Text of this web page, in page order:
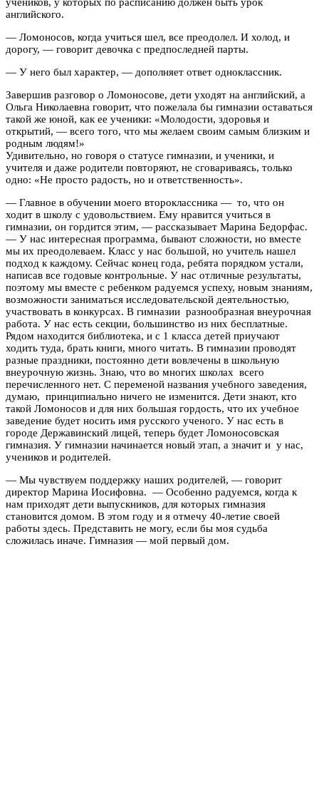
английского.
— Ломоносов, когда учиться шел, все преодолел. И холод, и
дорогу, — говорит девочка с предпоследней парты.
— У него был характер, — дополняет ответ одноклассник.
Завершив разговор о Ломоносове, дети уходят на английский, а
Ольга Николаевна говорит, что пожелала бы гимназии оставаться
такой же юной, как ее ученики: «Молодости, здоровья и
открытий, — всего того, что мы желаем своим самым близким и
родным людям!»
Удивительно, но говоря о статусе гимназии, и ученики, и
учителя и даже родители повторяют, не сговариваясь, только
одно: «Не просто радость, но и ответственность».
— Главное в обучении моего второклассника — то, что он
ходит в школу с удовольствием. Ему нравится учиться в
гимназии, он гордится этим, — рассказывает Марина Бедорфас.
— У нас интересная программа, бывают сложности, но вместе
мы их преодолеваем. Класс у нас большой, но учитель нашел
подход к каждому. Сейчас конец года, ребята порядком устали,
написав все годовые контрольные. У нас отличные результаты,
поэтому мы вместе с ребенком радуемся успеху, новым знаниям,
возможности заниматься исследовательской деятельностью,
участвовать в конкурсах. В гимназии разнообразная внеурочная
работа. У нас есть секции, большинство из них бесплатные.
Рядом находится библиотека, и с 1 класса детей приучают
ходить туда, брать книги, много читать. В гимназии проводят
разные праздники, постоянно дети вовлечены в школьную
внеурочную жизнь. Знаю, что во многих школах всего
перечисленного нет. С переменой названия учебного заведения,
думаю, принципиально ничего не изменится. Дети знают, кто
такой Ломоносов и для них большая гордость, что их учебное
заведение будет носить имя русского ученого. У нас есть в
городе Державинский лицей, теперь будет Ломоносовская
гимназия. У гимназии начинается новый этап, а значит и у нас,
учеников и родителей.
— Мы чувствуем поддержку наших родителей, — говорит
директор Марина Иосифовна. — Особенно радуемся, когда к
нам приходят дети выпускников, для которых гимназия
становится домом. В этом году и я отмечу 40-летие своей
работы здесь. Представить не могу, если бы моя судьба
сложилась иначе. Гимназия — мой первый дом.